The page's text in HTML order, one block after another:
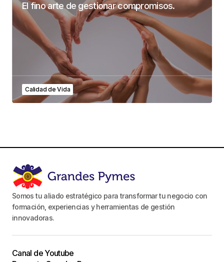
El fino arte de gestionar compromisos.
Calidad de Vida
Somos tu aliado estratégico para transformar tu negocio con
formación, experiencias y herramientas de gestión
innovadoras.
Canal de Youtube